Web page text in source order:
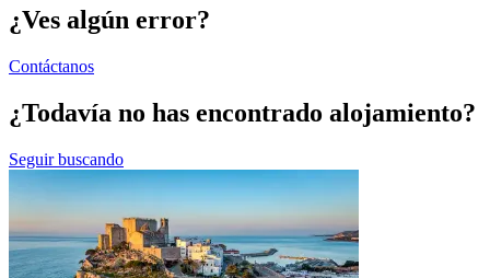
¿Ves algún error?
Contáctanos
¿Todavía no has encontrado alojamiento?
Seguir buscando